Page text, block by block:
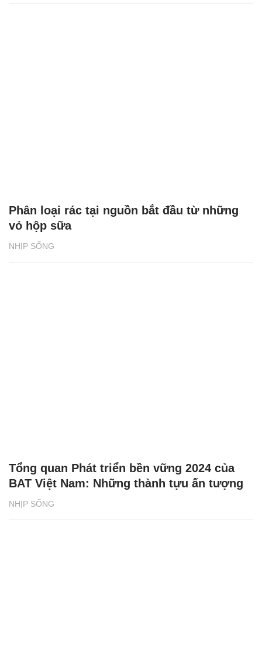
NHỊP SỐNG
Phân loại rác tại nguồn bắt đầu từ những
vỏ hộp sữa
NHỊP SỐNG
Tổng quan Phát triển bền vững 2024 của
BAT Việt Nam: Những thành tựu ấn tượng